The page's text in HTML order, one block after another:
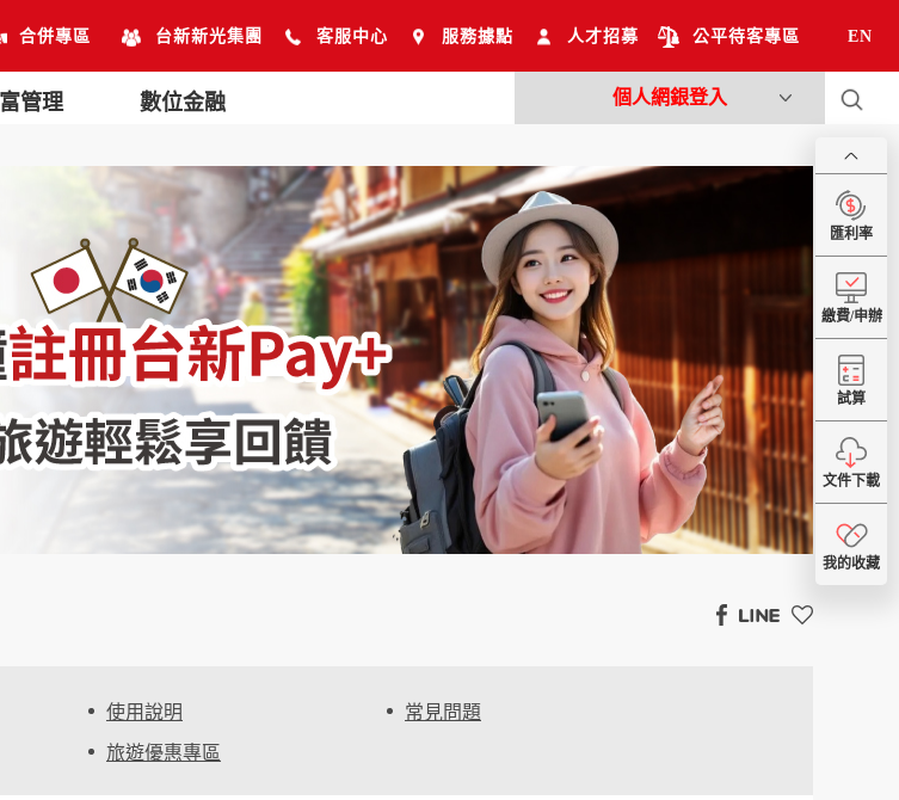
管理 數位金融 個人網銀登入
匯利率
繳費/申辦
試算
文件下載
我的收藏
合併專區 台新新光集團 客服中心 服務據點 人才招募 公平待客專區 EN
使用說明
常見問題
旅遊優惠專區